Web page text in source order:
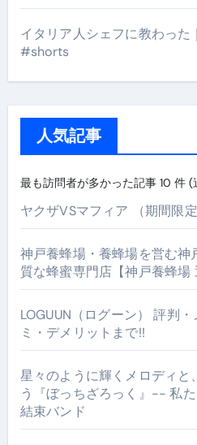
イタリア人シェフに教わった
#shorts
人気記事
最も訪問者が多かった記事 10 件
ヤクザVSマフィア （期間限定
神戸養蜂場・養蜂場を営む神
質な蜂蜜専門店【神戸養蜂場
LOGUUN（ログーン） 評判
ミ・デメリットまで!!
星々のように輝くメロディと
う『ぼっちざろっく』-- 私
結束バンド